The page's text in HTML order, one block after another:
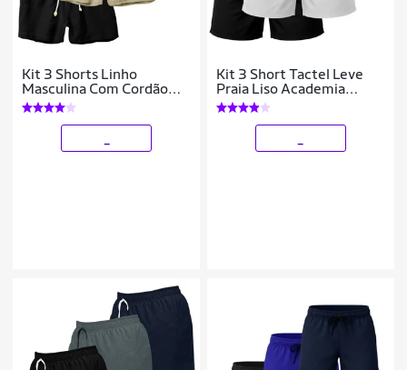
Kit 3 Shorts Linho
Masculina Com Cordão
Bermuda Casual Verão
Kit 3 Short Tactel Leve
Praia Liso Academia
Bermuda Masculina